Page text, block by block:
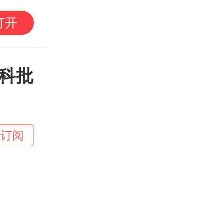
开
批
阅